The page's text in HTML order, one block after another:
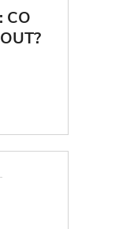
CO